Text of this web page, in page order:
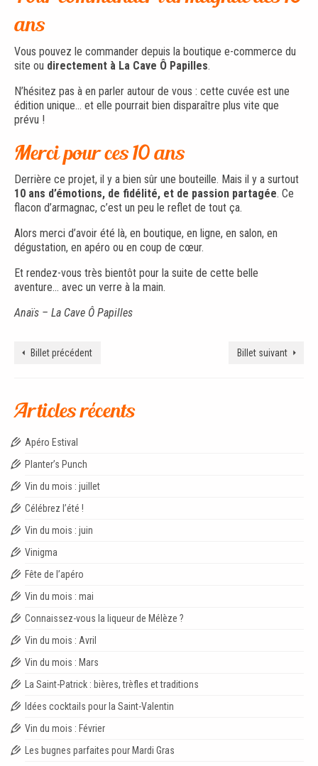
ans
Vous pouvez le commander depuis la boutique e-commerce du
site ou directement à La Cave Ô Papilles.
N’hésitez pas à en parler autour de vous : cette cuvée est une
édition unique… et elle pourrait bien disparaître plus vite que
prévu !
Merci pour ces 10 ans
Derrière ce projet, il y a bien sûr une bouteille. Mais il y a surtout
10 ans d’émotions, de fidélité, et de passion partagée. Ce
flacon d’armagnac, c’est un peu le reflet de tout ça.
Alors merci d’avoir été là, en boutique, en ligne, en salon, en
dégustation, en apéro ou en coup de cœur.
Et rendez-vous très bientôt pour la suite de cette belle
aventure… avec un verre à la main.
Anaïs – La Cave Ô Papilles
Billet précédent Billet suivant
Articles récents
Apéro Estival
Planter’s Punch
Vin du mois : juillet
Célébrez l’été !
Vin du mois : juin
Vinigma
Fête de l’apéro
Vin du mois : mai
Connaissez-vous la liqueur de Mélèze ?
Vin du mois : Avril
Vin du mois : Mars
La Saint-Patrick : bières, trèfles et traditions
Idées cocktails pour la Saint-Valentin
Vin du mois : Février
Les bugnes parfaites pour Mardi Gras